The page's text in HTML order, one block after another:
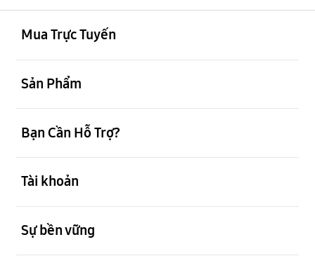
Mua Trực Tuyến
Sản Phẩm
Bạn Cần Hỗ Trợ?
Tài khoản
Sự bền vững